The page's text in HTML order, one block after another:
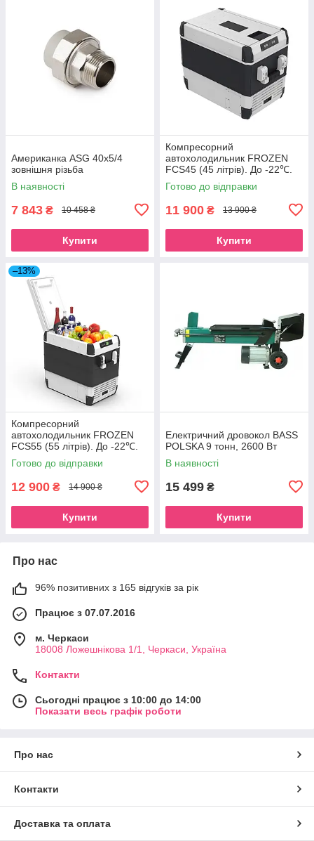
Американка ASG 40x5/4
зовнішня різьба
В наявності
7 843 ₴ 10 458 ₴
Купити
Компресорний
автохолодильник FROZEN
FCS45 (45 літрів). До -22℃.
Живлення 12, 24, 220 вольт
Готово до відправки
11 900 ₴ 13 900 ₴
Купити
–13%
Компресорний
автохолодильник FROZEN
FCS55 (55 літрів). До -22℃.
Живлення 12, 24, 220 вольт
Готово до відправки
12 900 ₴ 14 900 ₴
Купити
Електричний дровокол BASS
POLSKA 9 тонн, 2600 Вт
В наявності
15 499 ₴
Купити
Про нас
96% позитивних з 165 відгуків за рік
Працює з 07.07.2016
м. Черкаси
18008 Ложешнікова 1/1, Черкаси, Україна
Контакти
Сьогодні працює з 10:00 до 14:00
Показати весь графік роботи
Про нас
Контакти
Доставка та оплата